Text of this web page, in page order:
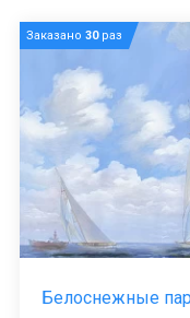
Заказано 30раз
Белоснежные